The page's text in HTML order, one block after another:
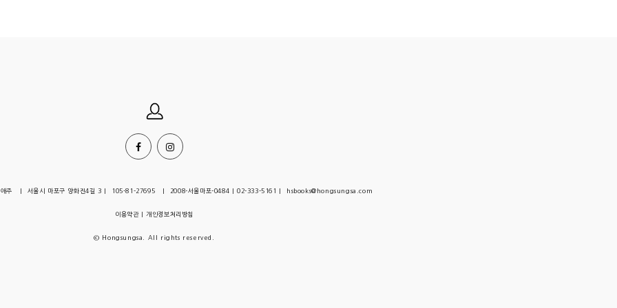
주 | 서울시 마포구 양화진4길 3 | 105-81-27695 | 2008-서울마포-0484 | 02-333-5161 | hsbooks@hongsungsa.com
이용약관|개인정보처리방침
© Hongsungsa. All rights reserved.